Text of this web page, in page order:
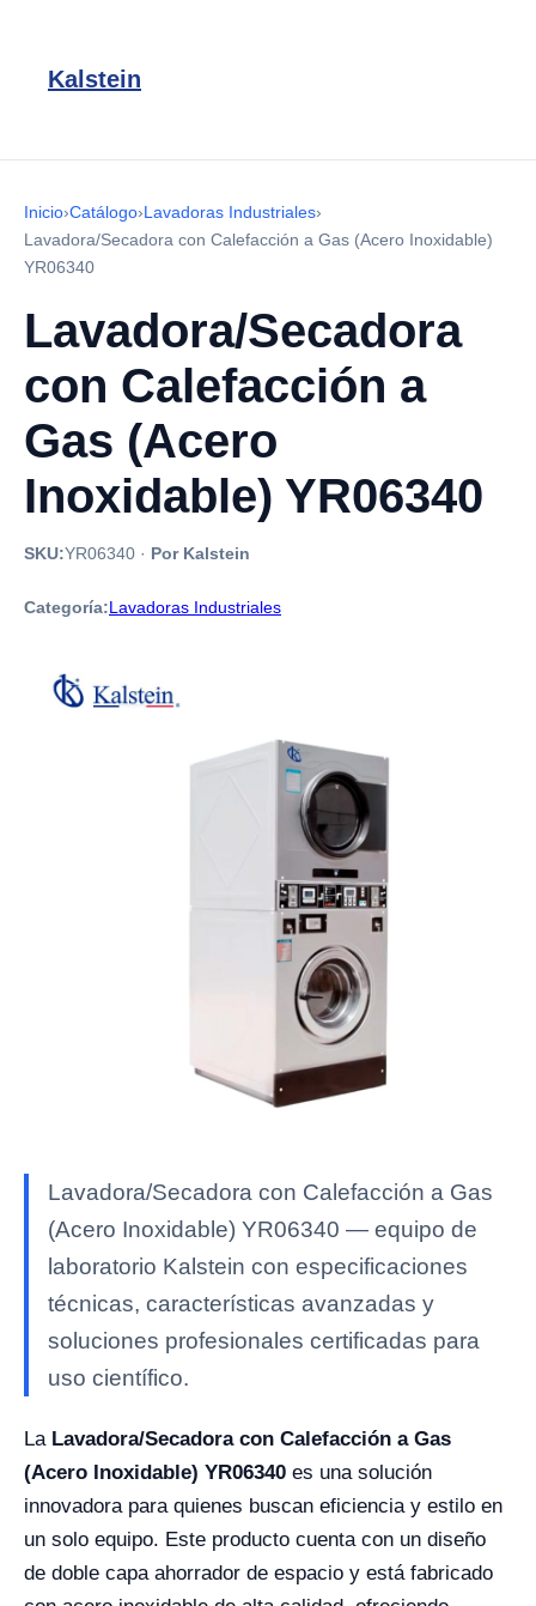
Kalstein
Inicio›Catálogo›Lavadoras Industriales›
Lavadora/Secadora con Calefacción a Gas (Acero Inoxidable)
YR06340
Lavadora/Secadora
con Calefacción a
Gas (Acero
Inoxidable) YR06340
SKU:YR06340 · Por Kalstein
Categoría:Lavadoras Industriales
Lavadora/Secadora con Calefacción a Gas
(Acero Inoxidable) YR06340 — equipo de
laboratorio Kalstein con especificaciones
técnicas, características avanzadas y
soluciones profesionales certificadas para
uso científico.
La Lavadora/Secadora con Calefacción a Gas
(Acero Inoxidable) YR06340 es una solución
innovadora para quienes buscan eficiencia y estilo en
un solo equipo. Este producto cuenta con un diseño
de doble capa ahorrador de espacio y está fabricado